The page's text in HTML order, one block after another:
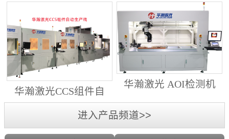
射锡膏）激光焊锡机
华瀚激光CCS组件自
动生产线（横向线）
华瀚激光 AOI检测机
（型号HA18DM6)
进入产品频道>>